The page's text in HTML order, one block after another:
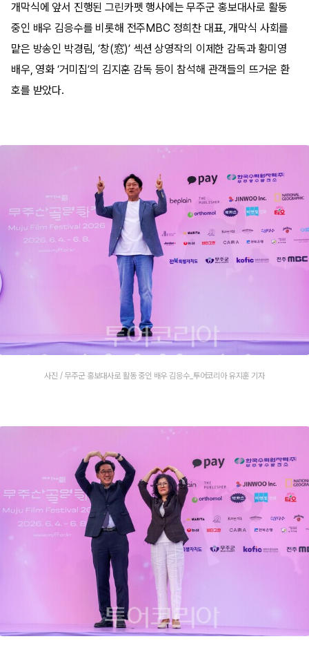
개막식에 앞서 진행된 그린카펫 행사에는 무주군 홍보대사로 활동
중인 배우 김응수를 비롯해 전주MBC 정희찬 대표, 개막식 사회를
맡은 방송인 박경림, ‘창(窓)’ 섹션 상영작의 이제한 감독과 황미영
배우, 영화 ‘거미집’의 김지훈 감독 등이 참석해 관객들의 뜨거운 환
호를 받았다.
사진 / 무주군 홍보대사로 활동 중인 배우 김응수_투어코리아 유지훈 기자